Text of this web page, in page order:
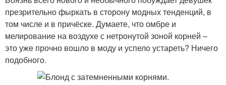
презрительно фыркать в сторону модных тенденций, в
том числе и в причёске. Думаете, что омбре и
мелирование на воздухе с нетронутой зоной корней –
это уже прочно вошло в моду и успело устареть? Ничего
подобного.